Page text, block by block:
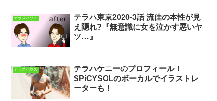
テラスハウス
テラハ東京2020-3話 流佳の本性が見
え隠れ?『無意識に女を泣かす悪いヤ
ツ…』
テラスハウス
テラハケニーのプロフィール！
SPiCYSOLのボーカルでイラストレ
ーターも！